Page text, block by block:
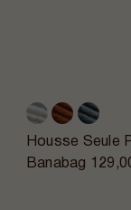
Housse Seule
Banabag